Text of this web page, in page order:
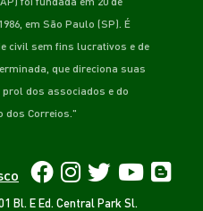
em São Paulo (SP). É
civil sem fins lucrativos e de
que direciona suas
prol dos associados e do
dos Correios."
Bl. E Ed. Central Park Sl.